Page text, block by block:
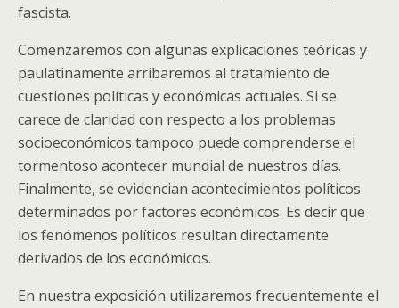
fascista.
Comenzaremos con algunas explicaciones teóricas y
paulatinamente arribaremos al tratamiento de
cuestiones políticas y económicas actuales. Si se
carece de claridad con respecto a los problemas
socioeconómicos tampoco puede comprenderse el
tormentoso acontecer mundial de nuestros días.
Finalmente, se evidencian acontecimientos políticos
determinados por factores económicos. Es decir que
los fenómenos políticos resultan directamente
derivados de los económicos.
En nuestra exposición utilizaremos frecuentemente el